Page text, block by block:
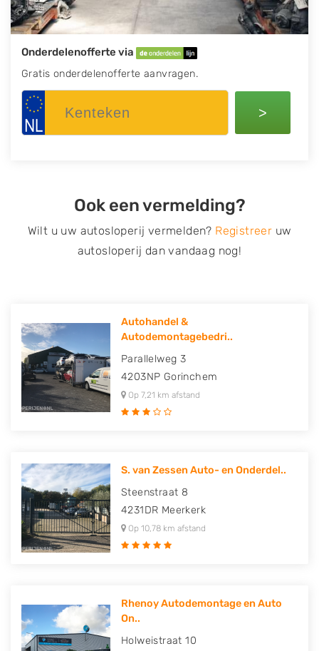
Onderdelenofferte via
Gratis onderdelenofferte aanvragen.
>
Ook een vermelding?
Wilt u uw autosloperij vermelden? Registreer uw
autosloperij dan vandaag nog!
Autohandel &
Autodemontagebedri..
Parallelweg 3
4203NP Gorinchem
Op 7,21 km afstand
S. van Zessen Auto- en Onderdel..
Steenstraat 8
4231DR Meerkerk
Op 10,78 km afstand
Rhenoy Autodemontage en Auto
On..
Holweistraat 10